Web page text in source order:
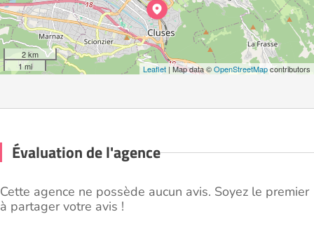
2 km
1 mi
Leaflet | Map data ©OpenStreetMapcontributors
Évaluation de l'agence
Cette agence ne possède aucun avis. Soyez le premier
à partager votre avis !